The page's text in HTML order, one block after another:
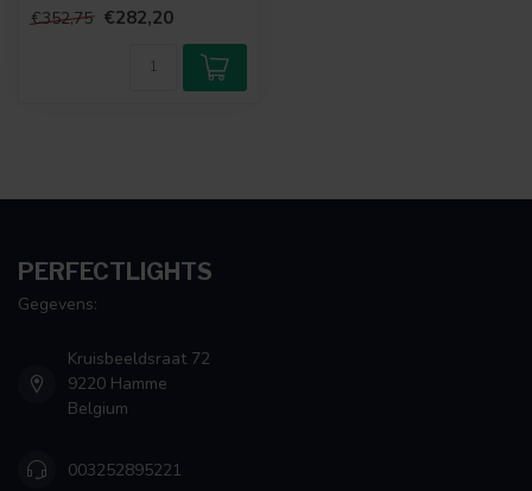
€352,75 €282,20
PERFECTLIGHTS
Gegevens:
Kruisbeeldsraat 72
9220 Hamme
Belgium
003252895221